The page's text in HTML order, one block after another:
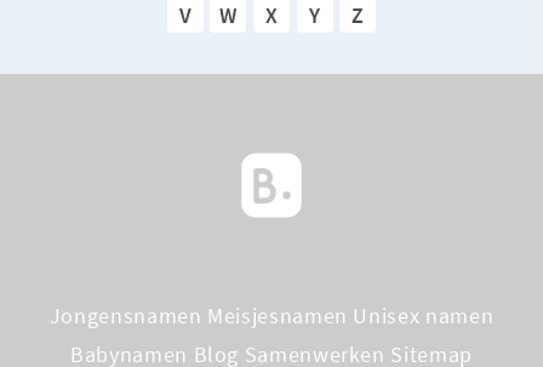
V
W X Y Z
Jongensnamen Meisjesnamen Unisex namen
Babynamen Blog Samenwerken Sitemap